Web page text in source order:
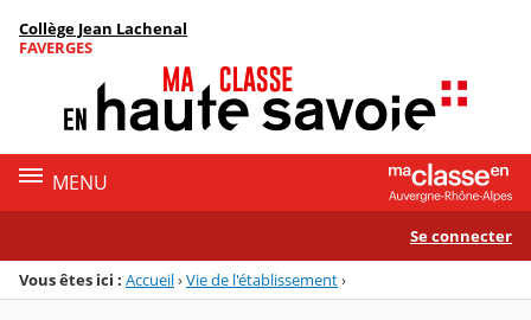
Menu de la rubrique
Contenu
Collège Jean Lachenal
FAVERGES
MENU
Se connecter
Vous êtes ici : Accueil›Vie de l'établissement›